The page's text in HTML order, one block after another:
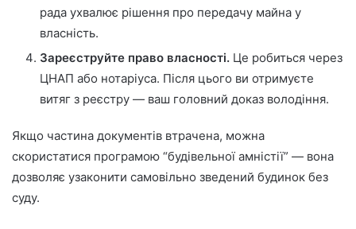
рада ухвалює рішення про передачу майна у
власність.
Зареєструйте право власності. Це робиться через
ЦНАП або нотаріуса. Після цього ви отримуєте
витяг з реєстру — ваш головний доказ володіння.
Якщо частина документів втрачена, можна
скористатися програмою “будівельної амністії” — вона
дозволяє узаконити самовільно зведений будинок без
суду.